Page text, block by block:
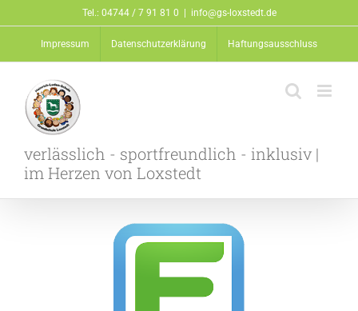
Inhalt
Tel.: 04744 / 7 91 81 0 info@gs-loxstedt.de
Impressum Datenschutzerklärung Haftungsausschluss
verlässlich - sportfreundlich - inklusiv |
im Herzen von Loxstedt